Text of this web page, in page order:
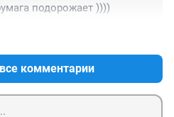
подорожает ))))
комментарии